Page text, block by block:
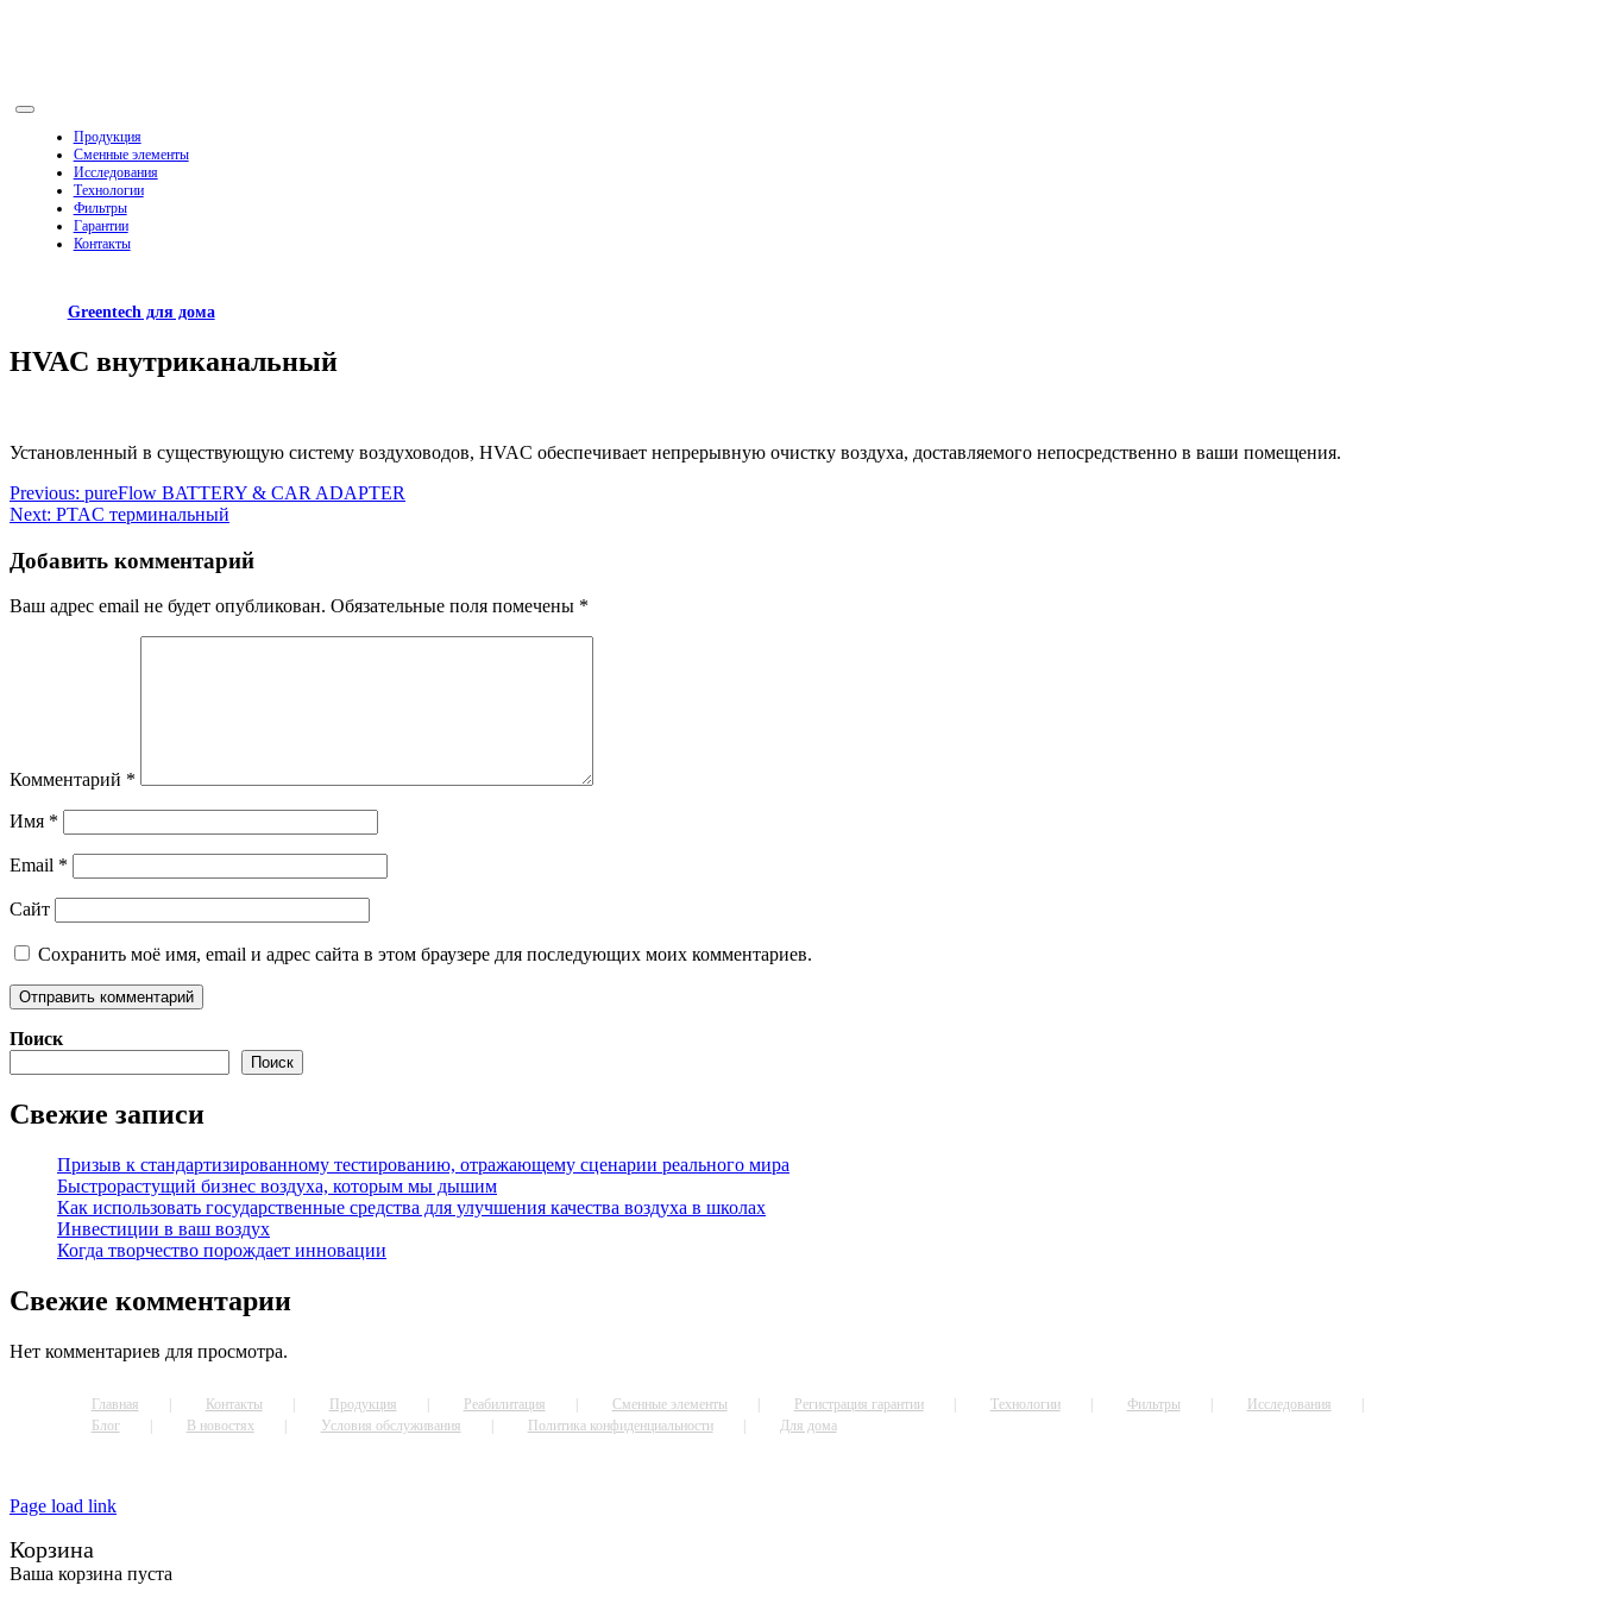
Toggle
NavigationПродукция
Сменные элементы
Исследования
Технологии
Фильтры
Гарантии
Контакты
Greentech для дома
HVAC внутриканальный
Установленный в существующую систему воздуховодов, HVAC обеспечивает непрерывную очистку воздуха, доставляемого непосредственно в ваши помещения.
Навигация
по
записям
Previous: pureFlow BATTERY & CAR ADAPTER
Next: PTAC терминальный
Добавить комментарий
Ваш адрес email не будет опубликован. Обязательные поля помечены *
Комментарий *
Имя *
Email *
Сайт
Сохранить моё имя, email и адрес сайта в этом браузере для последующих моих комментариев.
Поиск
Поиск
Свежие записи
Призыв к стандартизированному тестированию, отражающему сценарии реального мира
Быстрорастущий бизнес воздуха, которым мы дышим
Как использовать государственные средства для улучшения качества воздуха в школах
Инвестиции в ваш воздух
Когда творчество порождает инновации
Свежие комментарии
Нет комментариев для просмотра.
Главная Контакты Продукция Реабилитация Сменные элементы Регистрация гарантии Технологии Фильтры
Исследования
Блог
В новостях Условия обслуживания Политика конфиденциальности Для дома
Page load link
to
Top
Корзина
Ваша корзина пуста